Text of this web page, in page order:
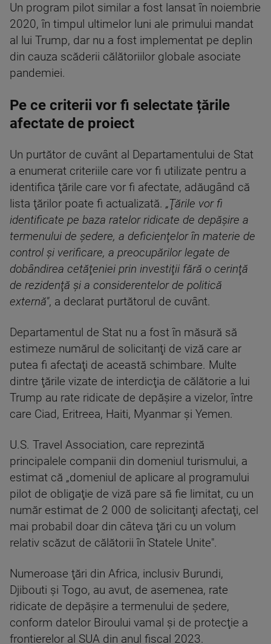
Un program pilot similar a fost lansat în noiembrie
2020, în timpul ultimelor luni ale primului mandat
al lui Trump, dar nu a fost implementat pe deplin
din cauza scăderii călătoriilor globale asociate
pandemiei.
Pe ce criterii vor fi selectate țările
afectate de proiect
Un purtător de cuvânt al Departamentului de Stat
a enumerat criteriile care vor fi utilizate pentru a
identifica ţările care vor fi afectate, adăugând că
lista ţărilor poate fi actualizată. „Ţările vor fi
identificate pe baza ratelor ridicate de depăşire a
termenului de şedere, a deficienţelor în materie de
control şi verificare, a preocupărilor legate de
dobândirea cetăţeniei prin investiţii fără o cerinţă
de rezidenţă şi a considerentelor de politică
externă", a declarat purtătorul de cuvânt.
Departamentul de Stat nu a fost în măsură să
estimeze numărul de solicitanţi de viză care ar
putea fi afectaţi de această schimbare. Multe
dintre ţările vizate de interdicţia de călătorie a lui
Trump au rate ridicate de depăşire a vizelor, între
care Ciad, Eritreea, Haiti, Myanmar şi Yemen.
U.S. Travel Association, care reprezintă
principalele companii din domeniul turismului, a
estimat că „domeniul de aplicare al programului
pilot de obligaţie de viză pare să fie limitat, cu un
număr estimat de 2 000 de solicitanţi afectaţi, cel
mai probabil doar din câteva ţări cu un volum
relativ scăzut de călătorii în Statele Unite".
Numeroase ţări din Africa, inclusiv Burundi,
Djibouti şi Togo, au avut, de asemenea, rate
ridicate de depăşire a termenului de şedere,
conform datelor Biroului vamal şi de protecţie a
frontierelor al SUA din anul fiscal 2023.